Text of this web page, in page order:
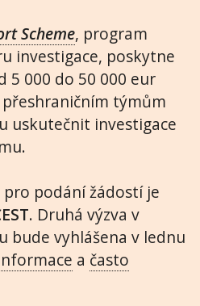
Scheme, program
investigace, poskytne
5 000 do 50 000 eur
týmům
uskutečnit investigace
podání žádostí je
. Druhá výzva v
bude vyhlášena v lednu
a často